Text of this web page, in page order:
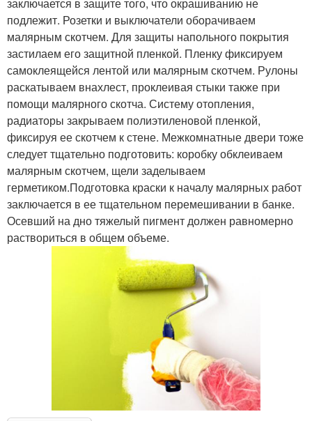
заключается в защите того, что окрашиванию не
подлежит. Розетки и выключатели оборачиваем
малярным скотчем. Для защиты напольного покрытия
застилаем его защитной пленкой. Пленку фиксируем
самоклеящейся лентой или малярным скотчем. Рулоны
раскатываем внахлест, проклеивая стыки также при
помощи малярного скотча. Систему отопления,
радиаторы закрываем полиэтиленовой пленкой,
фиксируя ее скотчем к стене. Межкомнатные двери тоже
следует тщательно подготовить: коробку обклеиваем
малярным скотчем, щели заделываем
герметиком.Подготовка краски к началу малярных работ
заключается в ее тщательном перемешивании в банке.
Осевший на дно тяжелый пигмент должен равномерно
раствориться в общем объеме.